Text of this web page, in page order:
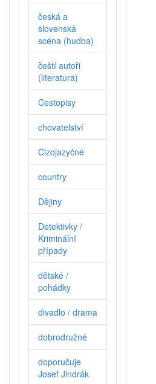
česká a
slovenská
scéna (hudba)
čeští autoři
(literatura)
Cestopisy
chovatelství
Cizojazyčné
country
Dějiny
Detektivky /
Kriminální
případy
dětské /
pohádky
divadlo / drama
dobrodružné
doporučuje
Josef Jindrák